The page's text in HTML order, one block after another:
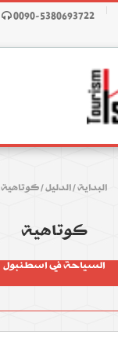
0090-5380693722
البداية/الدليل/كوتاهية
كوتاهية
السياحة في اسطنبول